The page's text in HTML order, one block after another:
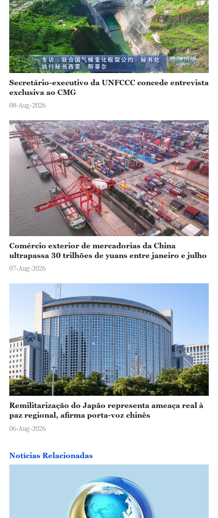
Secretário-executivo da UNFCCC concede entrevista
exclusiva ao CMG
08-Aug-2026
Comércio exterior de mercadorias da China
ultrapassa 30 trilhões de yuans entre janeiro e julho
07-Aug-2026
Remilitarização do Japão representa ameaça real à
paz regional, afirma porta-voz chinês
06-Aug-2026
Notícias Relacionadas